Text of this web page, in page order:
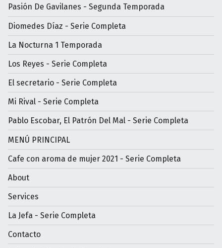
Pasión De Gavilanes - Segunda Temporada
Diomedes Díaz - Serie Completa
La Nocturna 1 Temporada
Los Reyes - Serie Completa
El secretario - Serie Completa
Mi Rival - Serie Completa
Pablo Escobar, El Patrón Del Mal - Serie Completa
MENÚ PRINCIPAL
Cafe con aroma de mujer 2021 - Serie Completa
About
Services
La Jefa - Serie Completa
Contacto